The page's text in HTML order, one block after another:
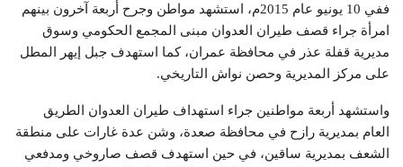
ففي 10 يونيو عام 2015م، استشهد مواطن وجرح أربعة آخرون بينهم
امرأة جراء قصف طيران العدوان مبنى المجمع الحكومي وسوق
مديرية قفلة عذر في محافظة عمران، كما استهدف جبل إيهر المطل
على مركز المديرية وحصن نواش التاريخي.
واستشهد أربعة مواطنين جراء استهداف طيران العدوان الطريق
العام بمديرية رازح في محافظة صعدة، وشن عدة غارات على منطقة
الشعف بمديرية ساقين، في حين استهدف قصف صاروخي ومدفعي